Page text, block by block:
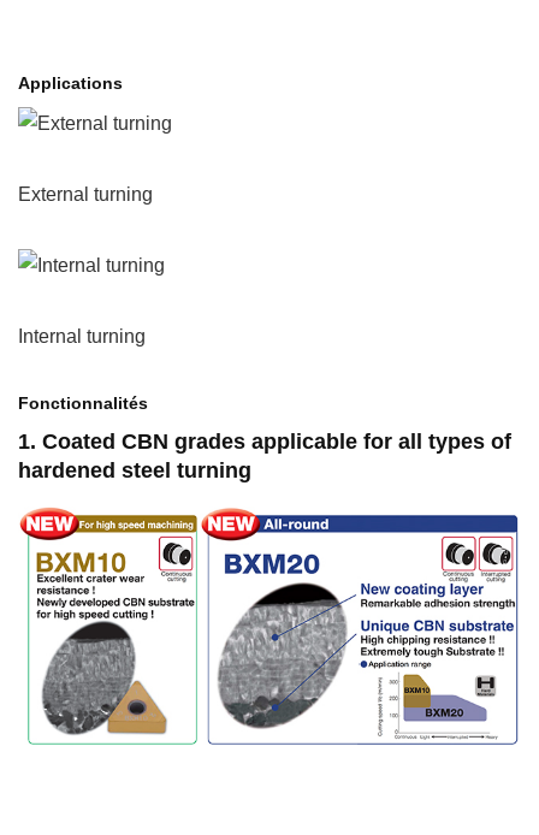
Applications
External turning
Internal turning
Fonctionnalités
1. Coated CBN grades applicable for all types of
hardened steel turning